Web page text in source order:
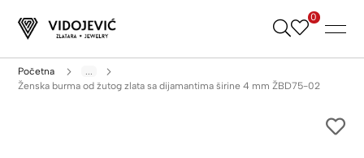
Skip
0
Početna
...
Ženska burma od žutog zlata sa dijamantima širine 4 mm ŽBD75-02